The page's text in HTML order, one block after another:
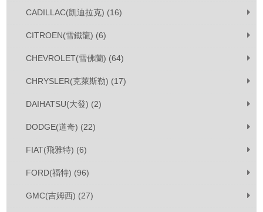
CADILLAC(凱迪拉克) (16)
CITROEN(雪鐵龍) (6)
CHEVROLET(雪佛蘭) (64)
CHRYSLER(克萊斯勒) (17)
DAIHATSU(大發) (2)
DODGE(道奇) (22)
FIAT(飛雅特) (6)
FORD(福特) (96)
GMC(吉姆西) (27)